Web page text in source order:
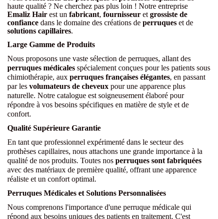
haute qualité ? Ne cherchez pas plus loin ! Notre entreprise
Emaliz Hair est un fabricant, fournisseur et grossiste de
confiance dans le domaine des créations de perruques et de
solutions capillaires.
Large Gamme de Produits
Nous proposons une vaste sélection de perruques, allant des
perruques médicales spécialement conçues pour les patients sous
chimiothérapie, aux perruques françaises élégantes, en passant
par les volumateurs de cheveux pour une apparence plus
naturelle. Notre catalogue est soigneusement élaboré pour
répondre à vos besoins spécifiques en matière de style et de
confort.
Qualité Supérieure Garantie
En tant que professionnel expérimenté dans le secteur des
prothèses capillaires, nous attachons une grande importance à la
qualité de nos produits. Toutes nos perruques sont fabriquées
avec des matériaux de première qualité, offrant une apparence
réaliste et un confort optimal.
Perruques Médicales et Solutions Personnalisées
Nous comprenons l'importance d'une perruque médicale qui
répond aux besoins uniques des patients en traitement. C'est